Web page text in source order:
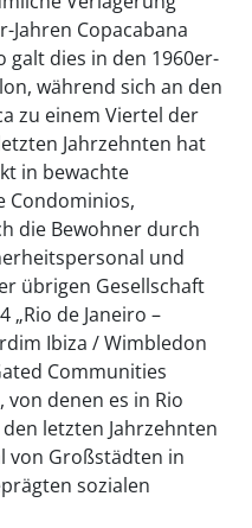
Jahren Copacabana
galt dies in den 1960er-
während sich an den
zu einem Viertel der
Jahrzehnten hat
in bewachte
Condominios,
die Bewohner durch
und
übrigen Gesellschaft
„Rio de Janeiro –
Ibiza / Wimbledon
Communities
denen es in Rio
letzten Jahrzehnten
von Großstädten in
sozialen